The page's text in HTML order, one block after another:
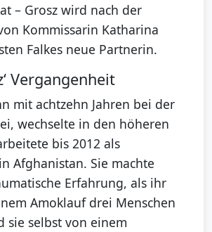
– Grosz wird nach der
Kommissarin Katharina
Falkes neue Partnerin.
Vergangenheit
mit achtzehn Jahren bei der
wechselte in den höheren
bis 2012 als
Afghanistan. Sie machte
Erfahrung, als ihr
Amoklauf drei Menschen
sie selbst von einem